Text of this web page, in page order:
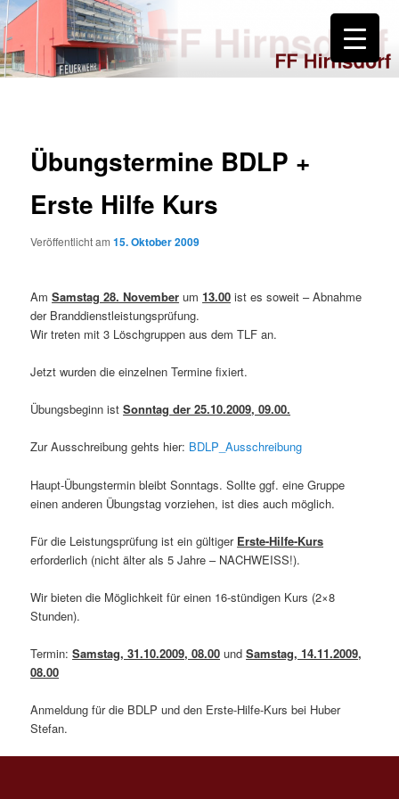
Zum
primären
Inhalt
springenFF Hirnsdorf
Übungstermine BDLP +
Erste Hilfe Kurs
Veröffentlicht am15. Oktober 2009
AmSamstag 28. November um13.00 ist es soweit – Abnahme
der Branddienstleistungsprüfung.
Wir treten mit 3 Löschgruppen aus dem TLF an.
Jetzt wurden die einzelnen Termine fixiert.
Übungsbeginn istSonntag der 25.10.2009, 09.00.
Zur Ausschreibung gehts hier: BDLP_Ausschreibung
Haupt-Übungstermin bleibt Sonntags. Sollte ggf. eine Gruppe
einen anderen Übungstag vorziehen, ist dies auch möglich.
Für die Leistungsprüfung ist ein gültiger Erste-Hilfe-Kurs
erforderlich (nicht älter als 5 Jahre – NACHWEISS!).
Wir bieten die Möglichkeit für einen 16-stündigen Kurs (2×8
Stunden).
Termin:Samstag, 31.10.2009, 08.00 undSamstag, 14.11.2009,
08.00
Anmeldung für die BDLP und den Erste-Hilfe-Kurs bei Huber
Stefan.